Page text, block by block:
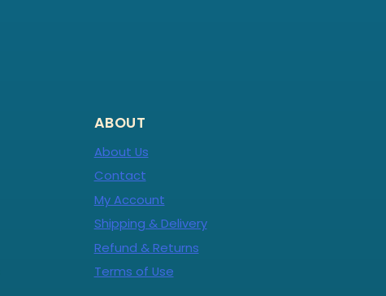
ABOUT
About Us
Contact
My Account
Shipping & Delivery
Refund & Returns
Terms of Use